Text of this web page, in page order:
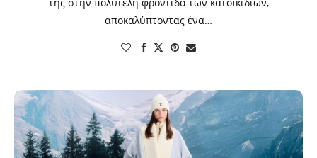
αποκαλύπτοντας ένα…